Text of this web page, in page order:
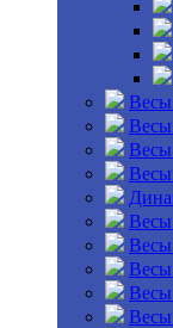
Весы
Весы